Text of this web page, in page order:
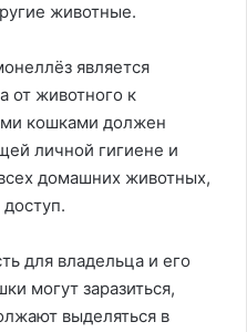
животные.
является
от животного к
кошками должен
личной гигиене и
домашних животных,
для владельца и его
могут заразиться,
выделяться в